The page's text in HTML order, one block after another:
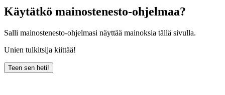
Käytätkö mainostenesto-ohjelmaa?
Salli mainostenesto-ohjelmasi näyttää mainoksia tällä sivulla.
Unien tulkitsija kiittää!
Teen sen heti!